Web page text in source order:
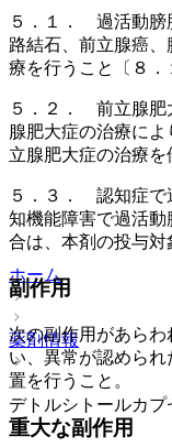
５．１． 過活動膀
路結石、前立腺癌
療を行うこと〔８．
５．２． 前立腺肥
腺肥大症の治療に
立腺肥大症の治療を
５．３． 認知症で
知機能障害で過活
合は、本剤の投与対
副作用
次の副作用があら
い、異常が認めら
置を行うこと。
重大な副作用
ホーム
薬剤情報
デトルシトールカプ